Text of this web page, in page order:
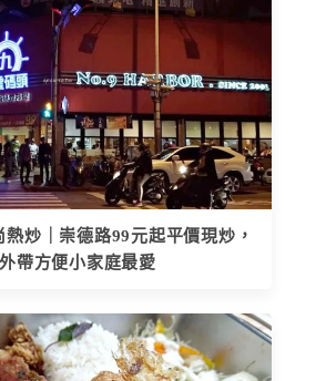
熱炒｜崇德路99元起平價現炒，
外帶方便小家庭最愛